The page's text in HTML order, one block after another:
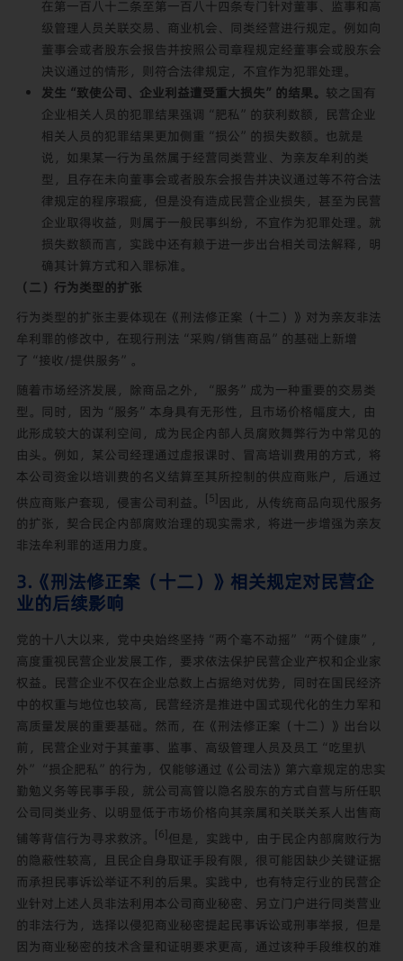
在第一百八十二条至第一百八十四条专门针对董事、监事和高
级管理人员关联交易、商业机会、同类经营进行规定。例如向
董事会或者股东会报告并按照公司章程规定经董事会或股东会
决议通过的情形，则符合法律规定，不宜作为犯罪处理。
发生“致使公司、企业利益遭受重大损失”的结果。 较之国有
企业相关人员的犯罪结果强调“肥私”的获利数额，民营企业
相关人员的犯罪结果更加侧重“损公”的损失数额。也就是
说，如果某一行为虽然属于经营同类营业、为亲友牟利的类
型，且存在未向董事会或者股东会报告并决议通过等不符合法
律规定的程序瑕疵，但是没有造成民营企业损失，甚至为民营
企业取得收益，则属于一般民事纠纷，不宜作为犯罪处理。就
损失数额而言，实践中还有赖于进一步出台相关司法解释，明
确其计算方式和入罪标准。
（二）行为类型的扩张
行为类型的扩张主要体现在《刑法修正案（十二）》对为亲友非法
牟利罪的修改中，在现行刑法“采购/销售商品”的基础上新增
了“接收/提供服务”。
随着市场经济发展，除商品之外，“服务”成为一种重要的交易类
型。同时，因为“服务”本身具有无形性，且市场价格幅度大，由
此形成较大的谋利空间，成为民企内部人员腐败舞弊行为中常见的
由头。例如，某公司经理通过虚报课时、冒高培训费用的方式，将
本公司资金以培训费的名义结算至其所控制的供应商账户，后通过
供应商账户套现，侵害公司利益。
[5] 因此，从传统商品向现代服务
的扩张，契合民企内部腐败治理的现实需求，将进一步增强为亲友
非法牟利罪的适用力度。
3.《刑法修正案（十二）》相关规定对民营企
业的后续影响
党的十八大以来，党中央始终坚持“两个毫不动摇”“两个健康”，
高度重视民营企业发展工作，要求依法保护民营企业产权和企业家
权益。民营企业不仅在企业总数上占据绝对优势，同时在国民经济
中的权重与地位也较高，民营经济是推进中国式现代化的生力军和
高质量发展的重要基础。然而，在《刑法修正案（十二）》出台以
前，民营企业对于其董事、监事、高级管理人员及员工“吃里扒
外”“损企肥私”的行为，仅能够通过《公司法》第六章规定的忠实
勤勉义务等民事手段，就公司高管以隐名股东的方式自营与所任职
公司同类业务、以明显低于市场价格向其亲属和关联关系人出售商
铺等背信行为寻求救济。
[6]但是，实践中，由于民企内部腐败行为
的隐蔽性较高，且民企自身取证手段有限，很可能因缺少关键证据
而承担民事诉讼举证不利的后果。实践中，也有特定行业的民营企
业针对上述人员非法利用本公司商业秘密、另立门户进行同类营业
的非法行为，选择以侵犯商业秘密提起民事诉讼或刑事举报，但是
因为商业秘密的技术含量和证明要求更高，通过该种手段维权的难